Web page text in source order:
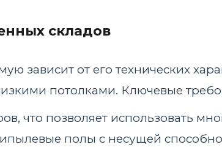
складов
зависит от его технических
потолками. Ключевые
что позволяет использовать
полы с несущей